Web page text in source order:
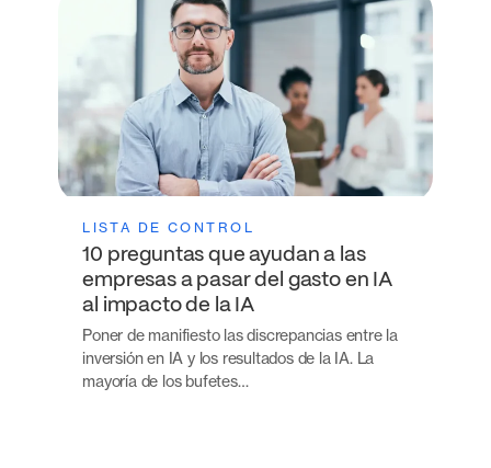
LISTA DE CONTROL
10 preguntas que ayudan a las
empresas a pasar del gasto en IA
al impacto de la IA
Poner de manifiesto las discrepancias entre la
inversión en IA y los resultados de la IA. La
mayoría de los bufetes…